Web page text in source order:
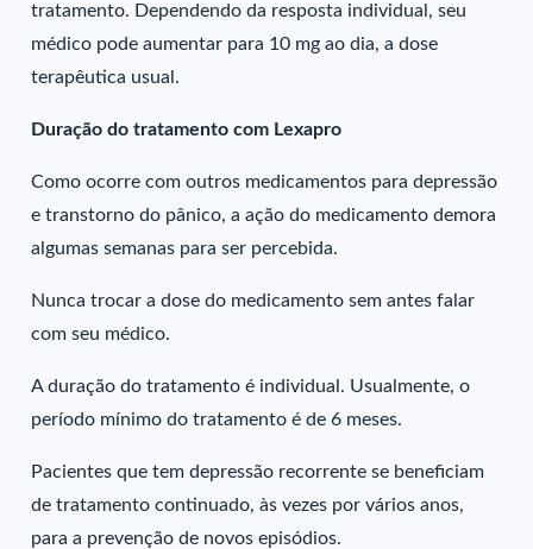
tratamento. Dependendo da resposta individual, seu
médico pode aumentar para 10 mg ao dia, a dose
terapêutica usual.
Duração do tratamento com Lexapro
Como ocorre com outros medicamentos para depressão
e transtorno do pânico, a ação do medicamento demora
algumas semanas para ser percebida.
Nunca trocar a dose do medicamento sem antes falar
com seu médico.
A duração do tratamento é individual. Usualmente, o
período mínimo do tratamento é de 6 meses.
Pacientes que tem depressão recorrente se beneficiam
de tratamento continuado, às vezes por vários anos,
para a prevenção de novos episódios.